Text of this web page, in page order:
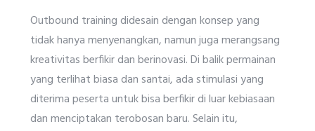
Outbound training didesain dengan konsep yang
tidak hanya menyenangkan, namun juga merangsang
kreativitas berfikir dan berinovasi. Di balik permainan
yang terlihat biasa dan santai, ada stimulasi yang
diterima peserta untuk bisa berfikir di luar kebiasaan
dan menciptakan terobosan baru. Selain itu,